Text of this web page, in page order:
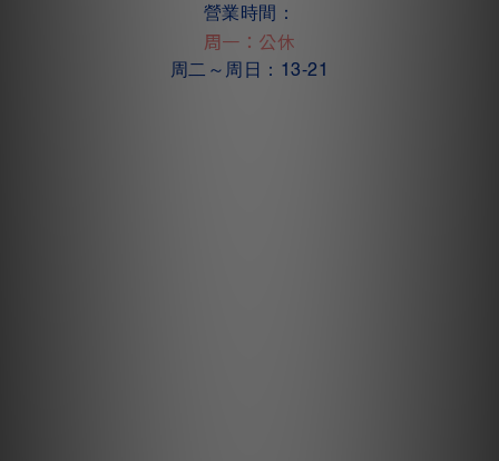
營業時間：
周一：公休
周二～周日：13-21